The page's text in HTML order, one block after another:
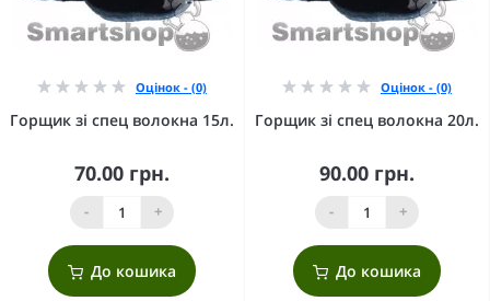
Оцінок - (0)
Горщик зі спец волокна 15л.
70.00 грн.
- +
До кошика
Оцінок - (0)
Горщик зі спец волокна 20л.
90.00 грн.
- +
До кошика